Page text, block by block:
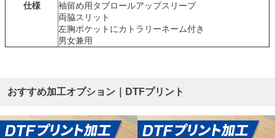
仕様
袖留め用タブロールアップスリーブ
両脇スリット
左胸ポケットにカトラリーネーム付き
男女兼用
おすすめ加工オプション｜DTFプリント